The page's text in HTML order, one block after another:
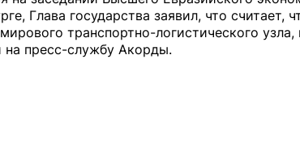
Глава государства заявил, что считает,
транспортно-логистического
на пресс-службу Акорды.